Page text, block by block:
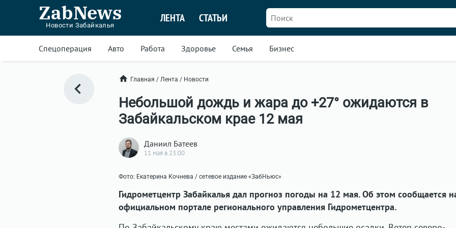
ZabNews
Новости Забайкалья
ЛЕНТА СТАТЬИ
Спецоперация Авто Работа Здоровье Семья Бизнес
Главная / Лента / Новости
Небольшой дождь и жара до +27° ожидаются в
Забайкальском крае 12 мая
Даниил Батеев
11 мая в 23:00
Фото: Екатерина Кочнева / сетевое издание «ЗабНьюс»
Гидрометцентр Забайкалья дал прогноз погоды на 12 мая. Об этом сообщается
официальном портале регионального управления Гидрометцентра.